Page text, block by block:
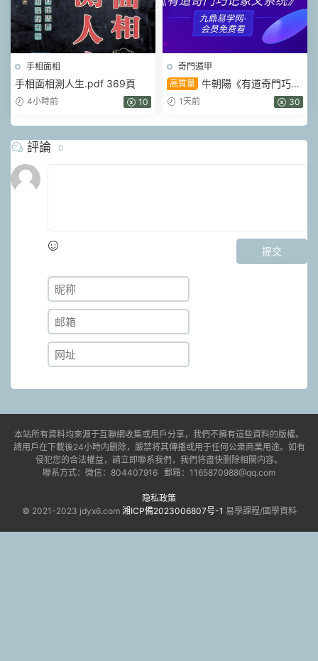
手相面相
手相面相測人生.pdf 369頁
4小時前 10
奇門遁甲
高質量 牛朝陽《有道奇門巧記
象義系統》17集視頻 約3小時
1天前 30
評論 0
提交
本站所有資料均來源于互聯網收集或用戶分享，我們不擁有這些資料的版權。
請用戶在下載後24小時内删除，嚴禁将其傳播或用于任何公衆商業用途。如有
侵犯您的合法權益，請立即聯系我們，我們将盡快删除相關内容。
聯系方式：微信：804407916 郵箱：1165870988@qq.com
隐私政策
© 2021-2023 jdyx6.com 湘ICP備2023006807号-1 易學課程/國學資料